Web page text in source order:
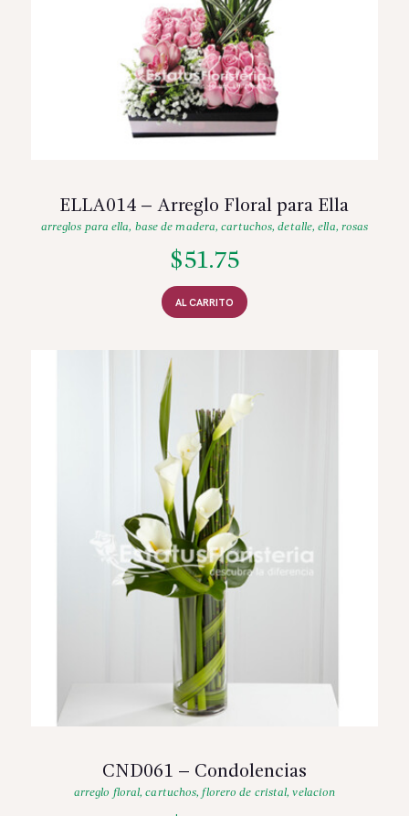
ELLA014 – Arreglo Floral para Ella
arreglos para ella, base de madera,cartuchos,detalle,ella, rosas
$51.75
AL CARRITO
CND061 – Condolencias
arreglo floral,cartuchos,florero de cristal,velacion